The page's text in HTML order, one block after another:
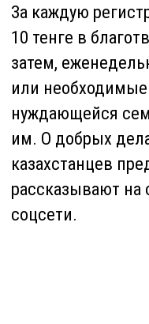
На самом деле, InDrug
только одиноким
зарегистрированным
в том, что это – сервис
лекарственных
Не знаете, где найти те
медикаменты? Просто
сможете увидеть аптеки,
Что такое
Расскажем